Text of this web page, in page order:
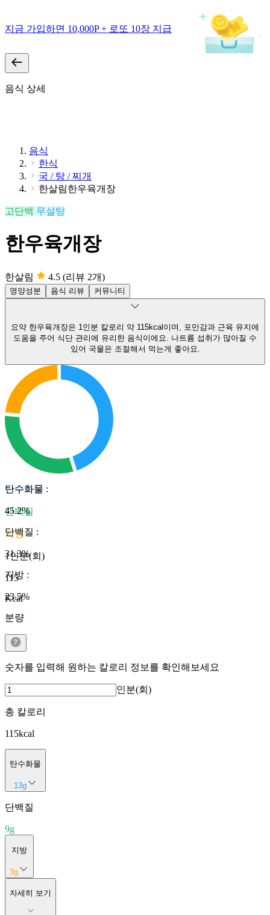
지금 가입하면 10,000P + 로또 10장 지급
음식 상세
음식
한식
국 / 탕 / 찌개
한살림한우육개장
고단백 무설탕
한우육개장
한살림 4.5 (리뷰 2개)
영양성분 음식 리뷰 커뮤니티
요약 한우육개장은 1인분 칼로리 약 115kcal이며, 포만감과 근육 유지에
도움을 주어 식단 관리에 유리한 음식이에요. 나트륨 섭취가 많아질 수
있어 국물은 조절해서 먹는게 좋아요.
탄수화물
단백질
지방
1인분(회)
115
Kcal
탄수화물 :
45.2%
단백질 :
31.3%
지방 :
23.5%
분량
숫자를 입력해 원하는 칼로리 정보를 확인해보세요
인분(회)
총 칼로리
115kcal
탄수화물
13g
단백질
9g
지방
3g
자세히 보기